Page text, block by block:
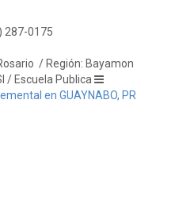
287-0175
/ Región: Bayamon
/ Escuela Publica
en GUAYNABO, PR